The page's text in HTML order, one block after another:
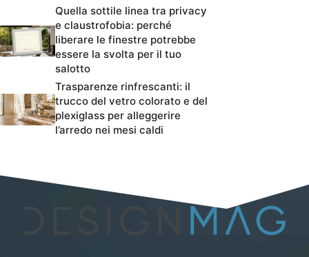
Quella sottile linea tra privacy
e claustrofobia: perché
liberare le finestre potrebbe
essere la svolta per il tuo
salotto
Trasparenze rinfrescanti: il
trucco del vetro colorato e del
plexiglass per alleggerire
l’arredo nei mesi caldi